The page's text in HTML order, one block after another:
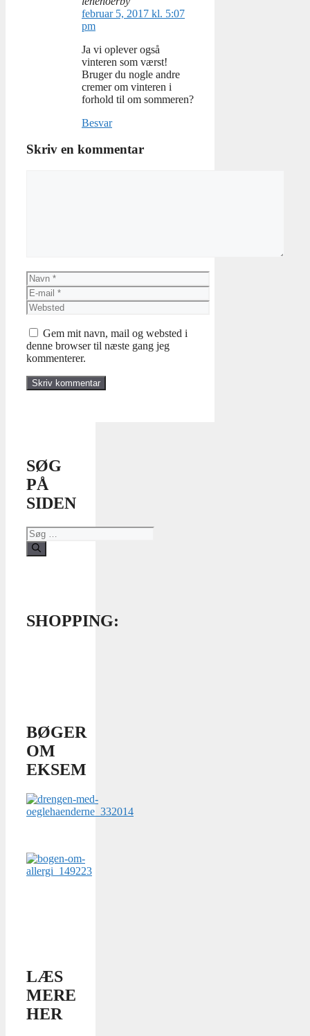
februar 5, 2017 kl. 5:07
pm
Ja vi oplever også
vinteren som værst!
Bruger du nogle andre
cremer om vinteren i
forhold til om sommeren?
Besvar
Skriv en kommentar
Navn
E-
mail
Websted
Gem mit navn, mail og websted i
denne browser til næste gang jeg
kommenterer.
SØG
PÅ
SIDEN
Søg
efter:
SHOPPING:
BØGER
OM
EKSEM
LÆS
MERE
HER